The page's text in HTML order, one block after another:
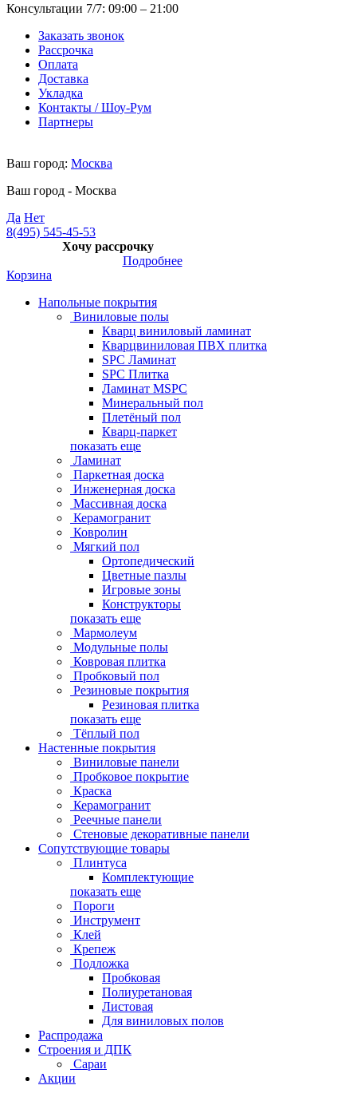
Консультации 7/7: 09:00 ‒ 21:00
Заказать звонок
Рассрочка
Оплата
Доставка
Укладка
Контакты / Шоу-Рум
Партнеры
Ваш город: Москва
Ваш город - Москва
Да Нет
8(495) 545-45-53
Хочу рассрочку
Подробнее
Корзина
Напольные покрытия
Виниловые полы
Кварц виниловый ламинат
Кварцвиниловая ПВХ плитка
SPC Ламинат
SPC Плитка
Ламинат MSPC
Минеральный пол
Плетёный пол
Кварц-паркет
показать еще
Ламинат
Паркетная доска
Инженерная доска
Массивная доска
Керамогранит
Ковролин
Мягкий пол
Ортопедический
Цветные пазлы
Игровые зоны
Конструкторы
показать еще
Мармолеум
Модульные полы
Ковровая плитка
Пробковый пол
Резиновые покрытия
Резиновая плитка
показать еще
Тёплый пол
Настенные покрытия
Виниловые панели
Пробковое покрытие
Краска
Керамогранит
Реечные панели
Стеновые декоративные панели
Сопутствующие товары
Плинтуса
Комплектующие
показать еще
Пороги
Инструмент
Клей
Крепеж
Подложка
Пробковая
Полиуретановая
Листовая
Для виниловых полов
Распродажа
Строения и ДПК
Сараи
Акции